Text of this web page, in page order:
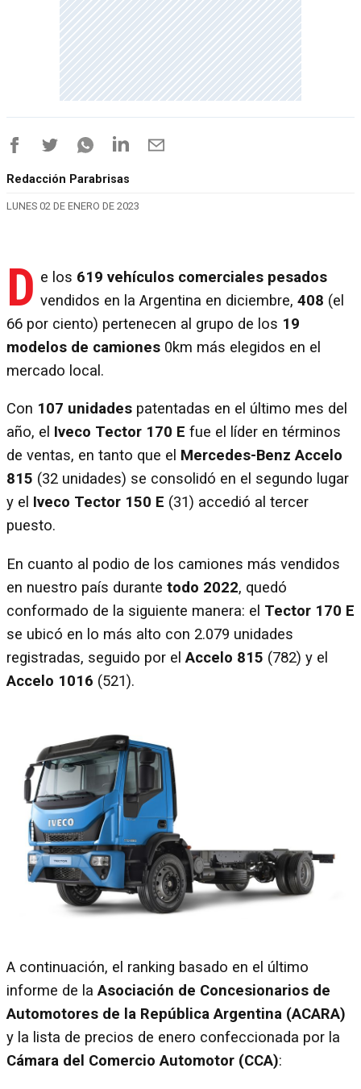
Redacción Parabrisas
LUNES 02 DE ENERO DE 2023
D e los 619 vehículos comerciales pesados
vendidos en la Argentina en diciembre, 408 (el
66 por ciento) pertenecen al grupo de los 19
modelos de camiones 0km más elegidos en el
mercado local.
Con 107 unidades patentadas en el último mes del
año, el Iveco Tector 170 E fue el líder en términos
de ventas, en tanto que el Mercedes-Benz Accelo
815 (32 unidades) se consolidó en el segundo lugar
y el Iveco Tector 150 E (31) accedió al tercer
puesto.
En cuanto al podio de los camiones más vendidos
en nuestro país durante todo 2022, quedó
conformado de la siguiente manera: el Tector 170 E
se ubicó en lo más alto con 2.079 unidades
registradas, seguido por elAccelo 815 (782) y el
Accelo 1016 (521).
A continuación, el ranking basado en el último
informe de laAsociación de Concesionarios de
Automotores de la República Argentina (ACARA)
y la lista de precios de enero confeccionada por la
Cámara del Comercio Automotor (CCA):